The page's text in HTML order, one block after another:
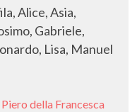
Alice, Asia,
Gabriele,
Lisa, Manuel
della Francesca